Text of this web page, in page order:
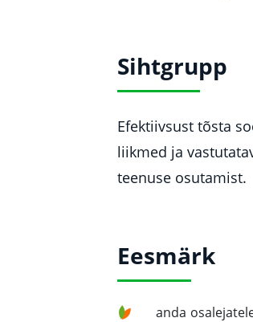
Sihtgrupp
Efektiivsust tõsta
liikmed ja
teenuse osutamist.
Eesmärk
anda